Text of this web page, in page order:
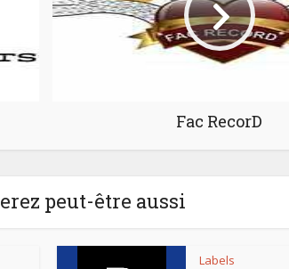
Fac RecorD
peut-être aussi
Labels